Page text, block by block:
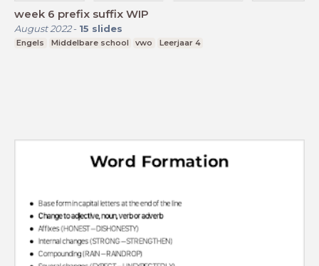
week 6 prefix suffix WIP
August 2022- 15 slides
Engels Middelbare school vwo Leerjaar 4